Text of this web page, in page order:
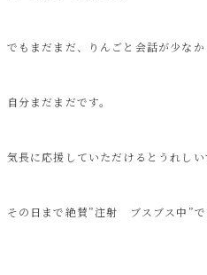
でもまだまだ、りんごと会話が少なか
自分まだまだです。
気長に応援していただけるとうれしい
その日まで絶賛”注射 ブスブス中”で